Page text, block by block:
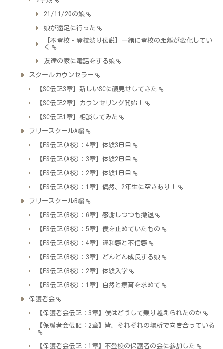
21/11/20の娘
娘が遠足に行った
【不登校・登校渋り伝説】一緒に登校の距離が変化してい
く
友達の家に電話をする娘
スクールカウンセラー
【SC伝記3章】新しいSCに顔見せしてきた
【SC伝記2章】カウンセリング開始！
【SC伝記1章】相談してみた
フリースクールA編
【FS伝記(A校)：4章】体験3日目
【FS伝記(A校)：3章】体験2日目
【FS伝記(A校)：2章】体験1日目
【FS伝記(A校)：1章】偶然、2年生に空きあり！
フリースクールB編
【FS伝記(B校)：6章】感謝しつつも撤退
【FS伝記(B校)：5章】僕を止めていたもの
【FS伝記(B校)：4章】違和感と不信感
【FS伝記(B校)：3章】どんどん成長する娘
【FS伝記(B校)：2章】体験入学
【FS伝記(B校)：1章】自然と療育を求めて
保護者会
【保護者会伝記：3章】僕はどうして乗り越えられたのか
【保護者会伝記：2章】皆、それぞれの場所で向き合っている
【保護者会伝記：1章】不登校の保護者の会に参加した